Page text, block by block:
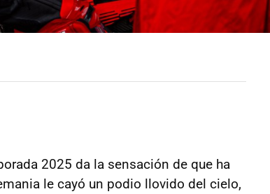
2025 da la sensación de que ha
le cayó un podio llovido del cielo,